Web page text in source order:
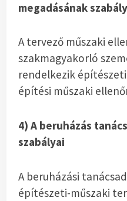
megadásának
A tervező műszaki
szakmagyakorló
rendelkezik
építési műszaki
4) A beruházás
szabályai
A beruházási
építészeti-műszaki